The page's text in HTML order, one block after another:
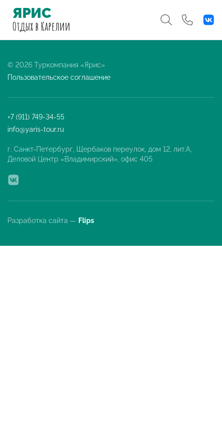
ЯРИС
Отдыхв Карелии
© 2026 Туркомпания «Ярис»
Пользовательское соглашение
+7 (911) 749-34-55
info@yaris-tour.ru
г. Санкт-Петербург, Щербаков переулок, дом 12, лит.А,
Деловой Центр «Владимирский», офис 405
Разработка сайта — Flips